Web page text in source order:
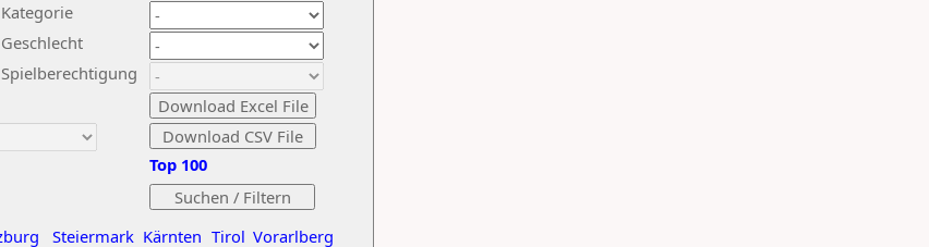
Kategorie
Geschlecht
Spielberechtigung
Steiermark Kärnten Tirol Vorarlberg
Top 100